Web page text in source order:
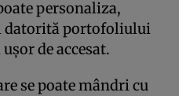
personaliza,
datorită portofoliului
de accesat.
se poate mândri cu